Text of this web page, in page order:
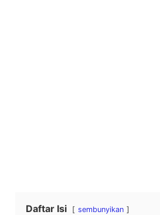
Daftar Isi sembunyikan